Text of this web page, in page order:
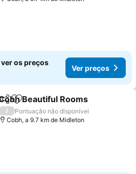
os preços
Ver preços
Adicionar aos favoritos
Beautiful Rooms
/
Pontuação não disponível
Cobh, a 9.7 km de Midleton